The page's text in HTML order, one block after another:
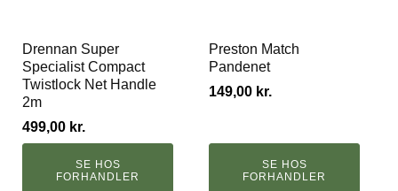
Drennan Super
Specialist Compact
Twistlock Net Handle
2m
499,00 kr.
SE HOS
FORHANDLER
Preston Match
Pandenet
149,00 kr.
SE HOS
FORHANDLER